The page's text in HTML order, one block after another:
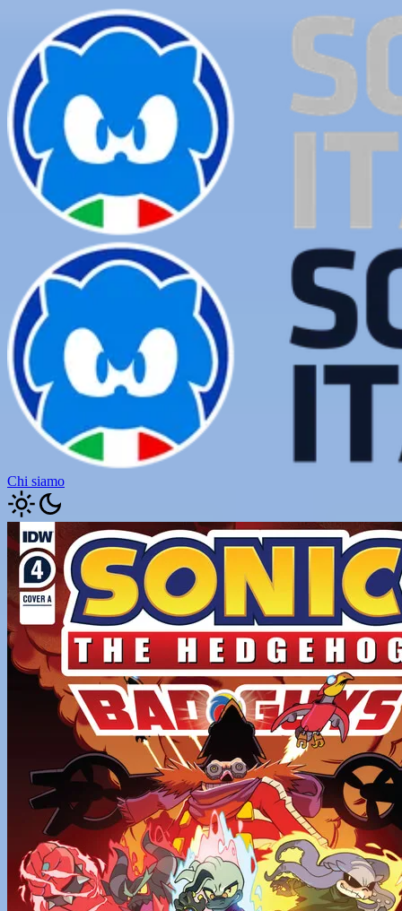
Chi siamo